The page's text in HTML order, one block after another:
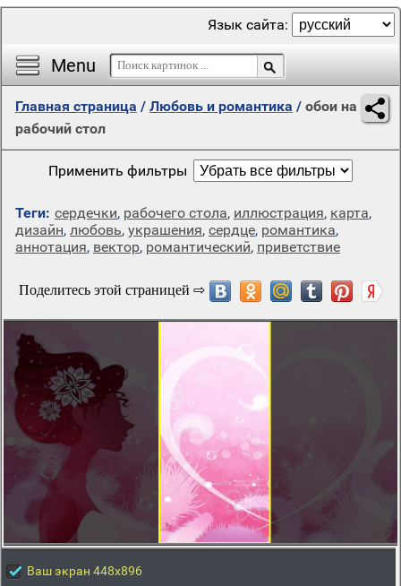
Menu
Язык сайта:
Главная страница / Любовь и романтика / обои на
рабочий стол
Применить фильтры
Теги: сердечки, рабочего стола, иллюстрация, карта,
дизайн, любовь, украшения, сердце, романтика,
аннотация, вектор, романтический, приветствие
Ваш экран 448x896